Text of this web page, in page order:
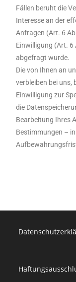
Fällen beruht die
Interesse an der
Anfragen (Art. 6
Einwilligung (Art. 6
abgefragt wurde.
Die von Ihnen an
verbleiben bei uns,
Einwilligung zur
die
Bearbeitung Ihres
Bestimmungen –